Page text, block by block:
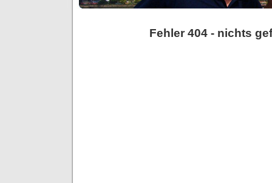
Fehler 404 - nichts